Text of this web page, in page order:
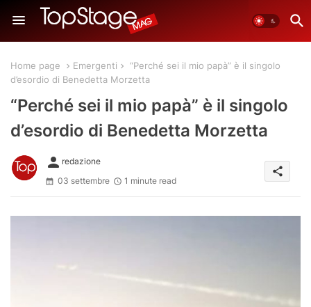
Home page Emergenti
“Perché sei il mio papà” è il singolo
d’esordio di Benedetta Morzetta
“Perché sei il mio papà” è il singolo
d’esordio di Benedetta Morzetta
person redazione
03 settembre
1 minute read
share